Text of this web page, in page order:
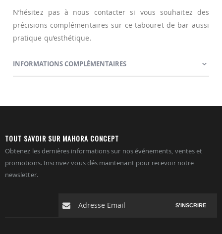
N’hésitez pas à nous contacter si vous souhaitez des
précisions complémentaires sur ce tabouret de bar aussi
pratique qu’esthétique.
INFORMATIONS COMPLÉMENTAIRES
TOUT SAVOIR SUR MAHORA CONCEPT
Obtenez les dernières informations sur nos événements, ventes et
promotions. Inscrivez vous dés maintenant pour recevoir notre
newsletter.
S'INSCRIRE